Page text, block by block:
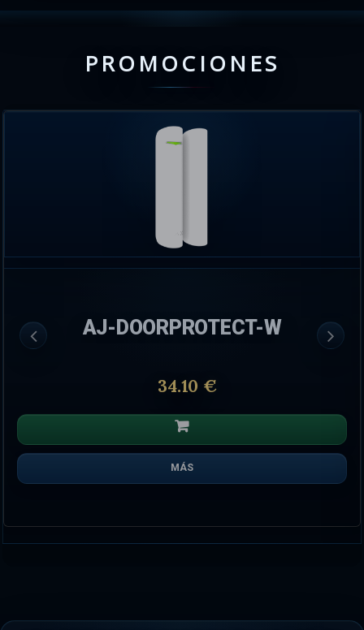
PROMOCIONES
AJ-DOORPROTECT-W
34.10 €
MÁS